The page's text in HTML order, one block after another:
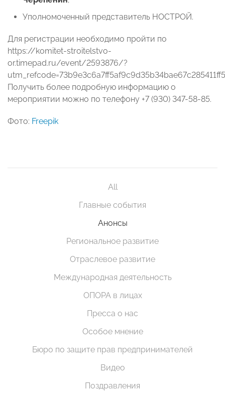
Уполномоченный представитель НОСТРОЙ.
Для регистрации необходимо пройти по
https://komitet-stroitelstvo-
or.timepad.ru/event/2593876/?
Получить более подробную информацию о
мероприятии можно по телефону +7 (930) 347-58-85.
Фото: Freepik
All
Главные события
Анонсы
Региональное развитие
Отраслевое развитие
Международная деятельность
ОПОРА в лицах
Пресса о нас
Особое мнение
Бюро по защите прав предпринимателей
Видео
Поздравления